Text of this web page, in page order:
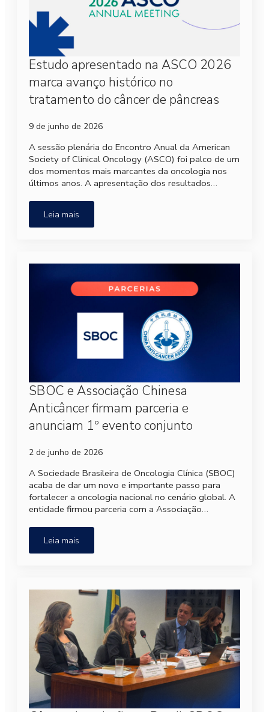
Estudo apresentado na ASCO 2026
marca avanço histórico no
tratamento do câncer de pâncreas
9 de junho de 2026
A sessão plenária do Encontro Anual da American
Society of Clinical Oncology (ASCO) foi palco de um
dos momentos mais marcantes da oncologia nos
últimos anos. A apresentação dos resultados…
Leia mais
SBOC e Associação Chinesa
Anticâncer firmam parceria e
anunciam 1º evento conjunto
2 de junho de 2026
A Sociedade Brasileira de Oncologia Clínica (SBOC)
acaba de dar um novo e importante passo para
fortalecer a oncologia nacional no cenário global. A
entidade firmou parceria com a Associação…
Leia mais